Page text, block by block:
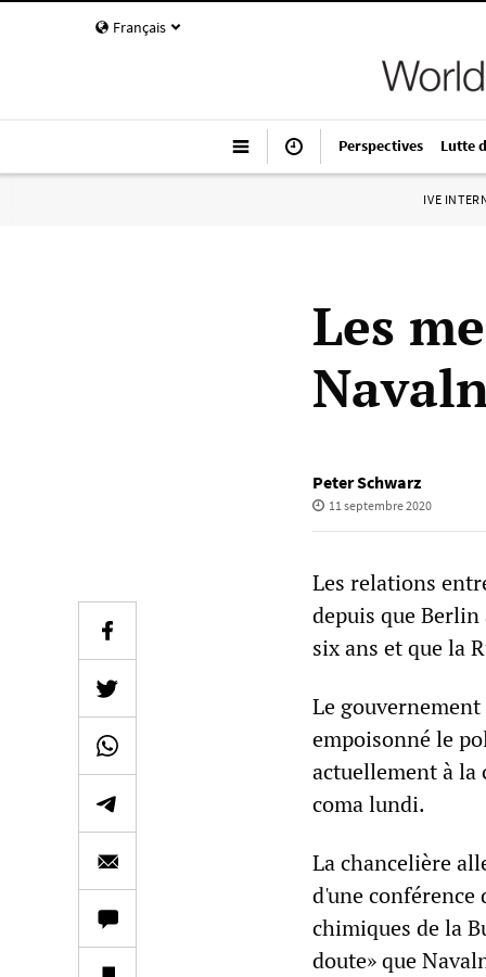
Français
Perspectives Lutte
IVE
Les
Peter Schwarz
11 septembre 2020
Les relations
depuis que
six ans et que la
Le
empoisonné le
actuellement à
coma lundi.
La chancelière
d'une conférence
chimiques de la
doute» que